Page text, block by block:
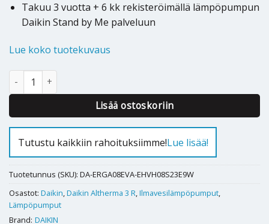
Takuu 3 vuotta + 6 kk rekisteröimällä lämpöpumpun
Daikin Stand by Me palveluun
Lue koko tuotekuvaus
Ilmavesilämpöpumppu Daikin Altherma 3R F 8kW 230l määrä
Lisää ostoskoriin
Alternative:
Tutustu kaikkiin rahoituksiimme!Lue lisää!
Tuotetunnus (SKU): DA-ERGA08EVA-EHVH08S23E9W
Osastot: Daikin,Daikin Altherma 3 R,Ilmavesilämpöpumput,
Lämpöpumput
Brand: DAIKIN